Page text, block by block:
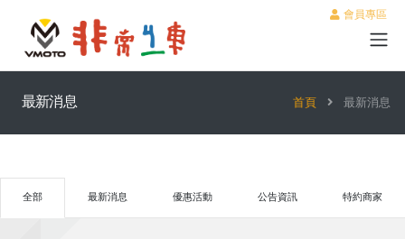
會員專區
最新消息 首頁 最新消息
全部 最新消息 優惠活動 公告資訊 特約商家